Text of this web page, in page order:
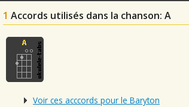
1 Accords utilisés dans la chanson: A
Voir ces acccords pour le Baryton